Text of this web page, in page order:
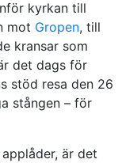
kyrkan till
mot Gropen, till
kransar som
det dags för
stöd resa den 26
stången – för
är det